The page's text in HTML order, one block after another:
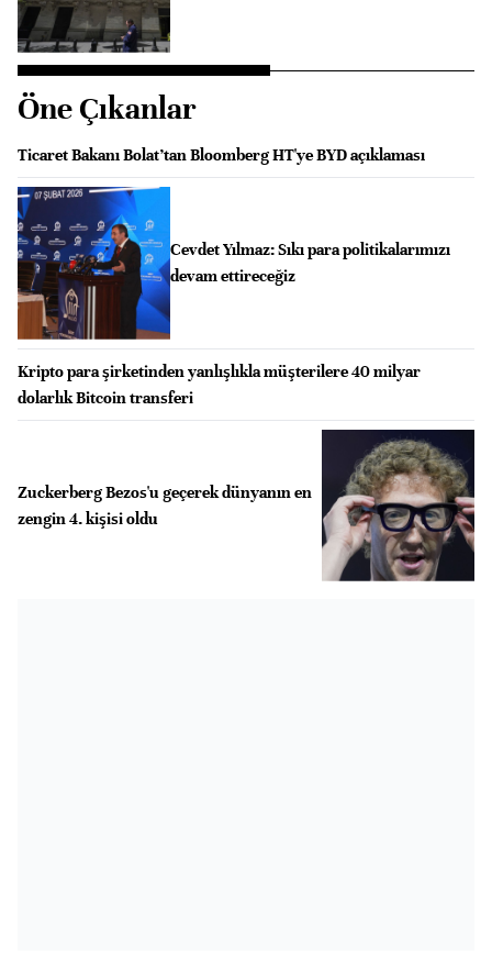
Öne Çıkanlar
Ticaret Bakanı Bolat’tan Bloomberg HT'ye BYD açıklaması
Cevdet Yılmaz: Sıkı para politikalarımızı
devam ettireceğiz
Kripto para şirketinden yanlışlıkla müşterilere 40 milyar
dolarlık Bitcoin transferi
Zuckerberg Bezos'u geçerek dünyanın en
zengin 4. kişisi oldu